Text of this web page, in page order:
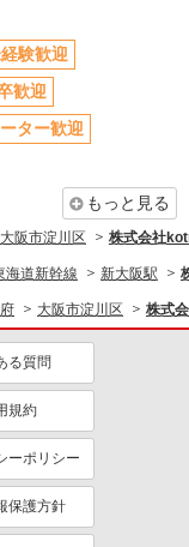
得実績あり
族・役職・インセン
あり
代～）活躍中
り
験歓迎
歓迎
ター歓迎
もっと見る
大阪市淀川区 株式会社
海道新幹線 新大阪駅
大阪市淀川区 株式
る質問
規約
ーポリシー
保護方針